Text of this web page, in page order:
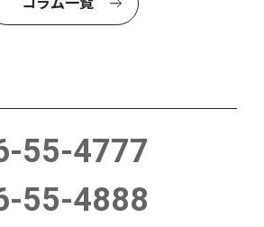
55-4777
55-4888